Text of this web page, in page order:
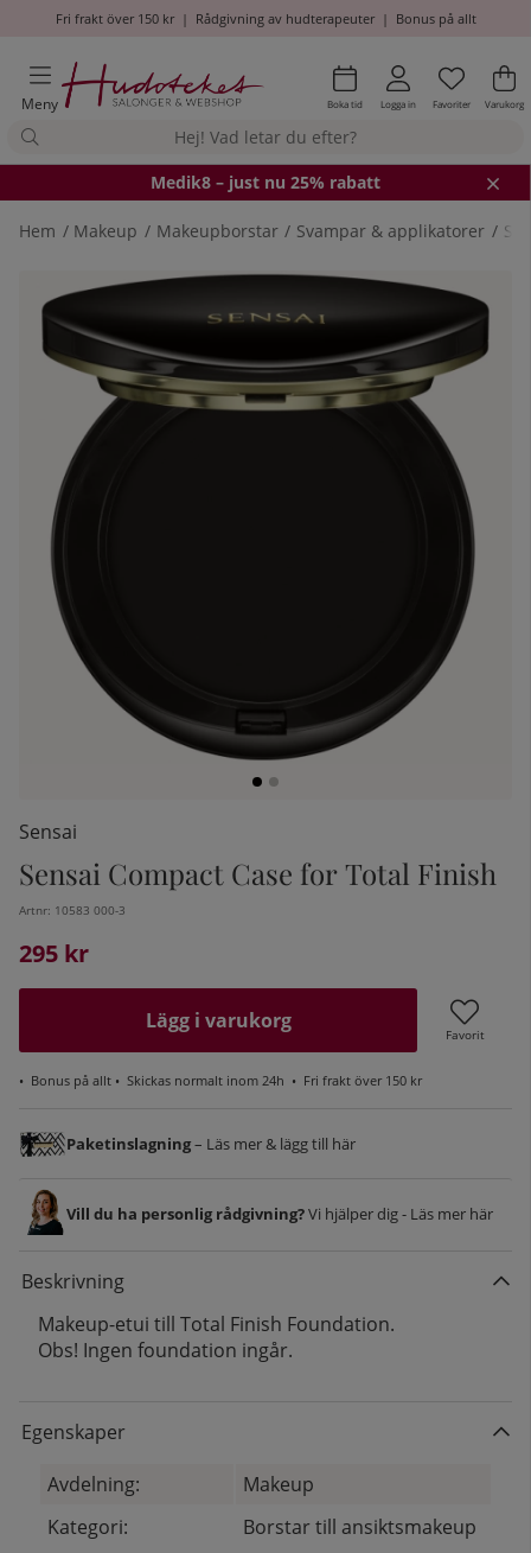
Fri frakt över 150 kr| Rådgivning av hudterapeuter| Bonus på allt
Meny Boka tid Logga in Antal i
.
Favoriter .
Varukorg
Medik8 – just nu 25% rabatt
Hem Makeup Makeupborstar Svampar & applikatorer
Produktbilder
Sensai
Sensai Compact Case for Total Finish
Artnr: 10583 000-3
295 kr
Lägg i varukorg
Favorit
• Bonus på allt • Skickas normalt inom 24h • Fri frakt över 150 kr
Paketinslagning– Läs mer & lägg till här
Vill du ha personlig rådgivning?Vi hjälper dig - Läs mer här
Beskrivning
Makeup-etui till Total Finish Foundation.
Obs! Ingen foundation ingår.
Egenskaper
Avdelning:
Makeup
Kategori:
Borstar till ansiktsmakeup